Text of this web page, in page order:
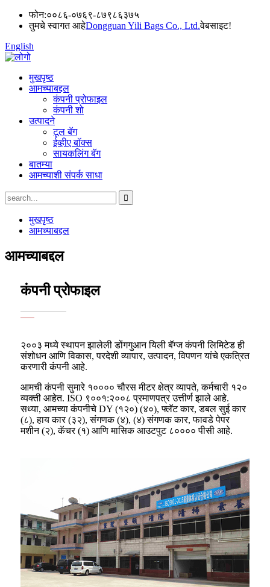
फोन:००८६-०७६९-८७९८६३७५
तुमचे स्वागत आहेDongguan Yili Bags Co., Ltd.वेबसाइट!
English
मुखपृष्ठ
आमच्याबद्दल
कंपनी प्रोफाइल
कंपनी शो
उत्पादने
टूल बॅग
ईव्हीए बॉक्स
सायकलिंग बॅग
बातम्या
आमच्याशी संपर्क साधा
मुखपृष्ठ
आमच्याबद्दल
आमच्याबद्दल
कंपनी प्रोफाइल
२००३ मध्ये स्थापन झालेली डोंगगुआन यिली बॅग्ज कंपनी लिमिटेड ही
संशोधन आणि विकास, परदेशी व्यापार, उत्पादन, विपणन यांचे एकत्रित
करणारी कंपनी आहे.
आमची कंपनी सुमारे १०००० चौरस मीटर क्षेत्र व्यापते, कर्मचारी १२०
व्यक्ती आहेत. ISO ९००१:२००८ प्रमाणपत्र उत्तीर्ण झाले आहे.
सध्या, आमच्या कंपनीचे DY (१२०) (४०), फ्लॅट कार, डबल सुई कार
(८), हाय कार (३२), संगणक (४), (४) संगणक कार, फावडे पेपर
मशीन (२), कॅचर (१) आणि मासिक आउटपुट ८०००० पीसी आहे.